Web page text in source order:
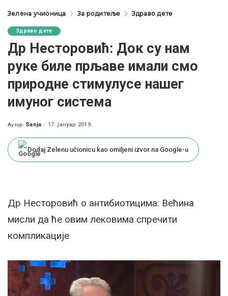
Зелена учионица За родитеље Здраво дете
Здраво дете
Др Несторовић: Док су нам
руке биле прљаве имали смо
природне стимулусе нашег
имуног система
Posted
Аутор: Sanja 17. јануар 2019.
Dodaj Zelenu učionicu kao omiljeni izvor na Google-u
Др Несторовић о антибиотицима: Већина
мисли да ће овим лековима спречити
компликације